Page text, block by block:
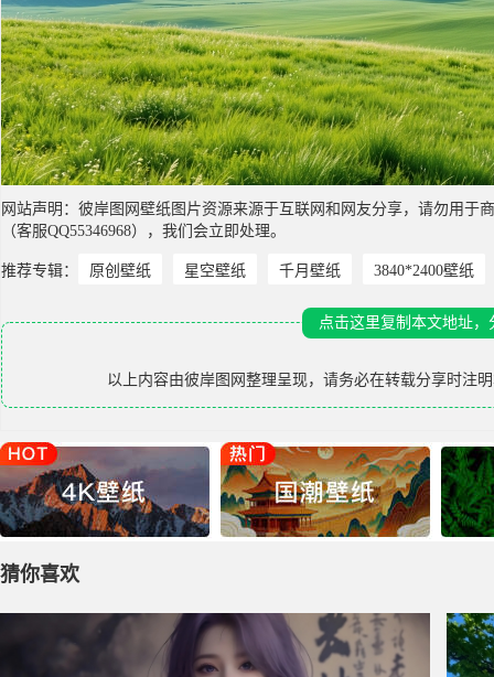
网站声明：彼岸图网壁纸图片资源来源于互联网和网友分享，请勿用
（客服QQ55346968），我们会立即处理。
推荐专辑： 原创壁纸 星空壁纸 千月壁纸 3840*2400壁纸
点击这里复制本文地址
以上内容由彼岸图网 整理呈现，请务必在转载分享时注
猜你喜欢